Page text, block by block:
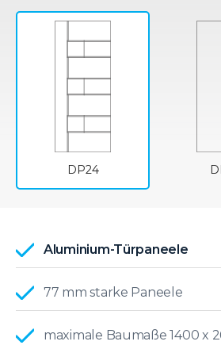
DP24
Aluminium-Türpaneele
77 mm starke Paneele
maximale Baumaße 1400 x